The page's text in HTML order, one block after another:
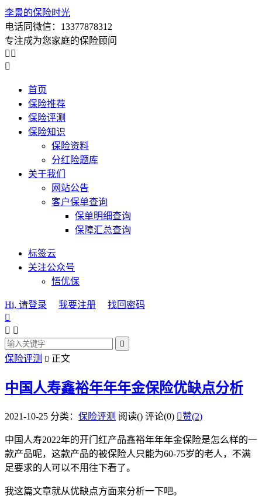
李景的保险时光
电话同微信：13377878312
专注成为您家庭的保险顾问
 

首页
保险推荐
保险评测
保险知识
保险资料
分红险题库
关于我们
网站公告
客户保单查询
保单明细查询
保障汇总查询
标签云
关注公众号
悟优保
Hi, 请登录 我要注册
找回密码

 

保险评测  正文
中国人寿鑫裕年年年金保险优缺点分析
2021-10-25 分类： 保险评测 阅读() 评论(0) 赞(2)
中国人寿2022年的开门红产品鑫裕年年年金保险是怎么样的一
款产品呢，这款产品的被保险人只能为60-75岁的老人，不满
足要求的人可以不用往下看了。
我这篇文章就从优缺点方面来分析一下吧。